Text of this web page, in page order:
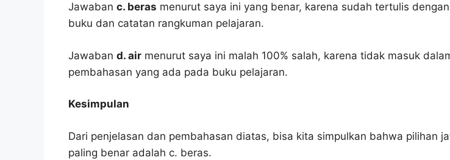
Jawaban c. beras menurut saya ini yang benar, karena sudah tertulis
buku dan catatan rangkuman pelajaran.
Jawaban d. air menurut saya ini malah 100% salah, karena tidak masuk
pembahasan yang ada pada buku pelajaran.
Kesimpulan
Dari penjelasan dan pembahasan diatas, bisa kita simpulkan bahwa pilihan
paling benar adalah c. beras.